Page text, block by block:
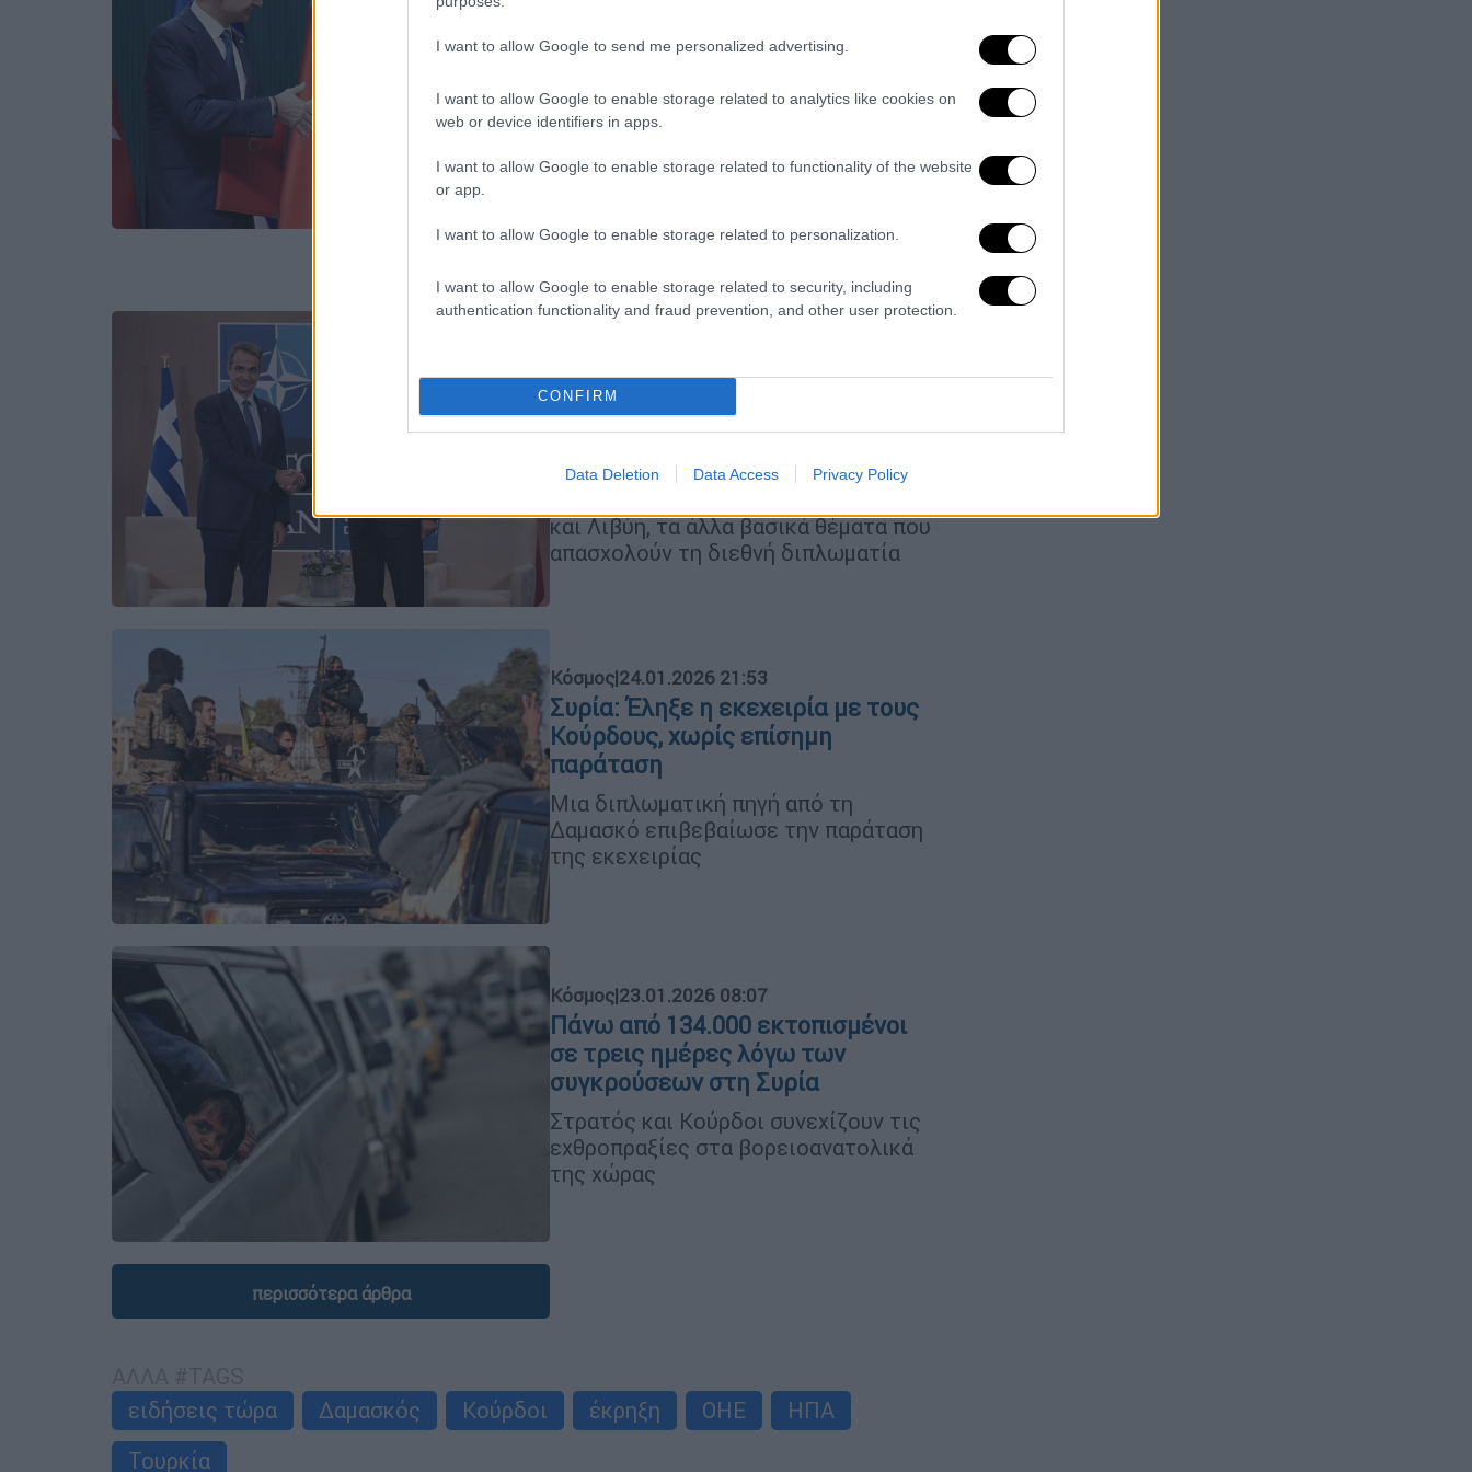
I want to allow Google to send me personalized advertising.
I want to allow Google to enable storage related to analytics like cookies on
web or device identifiers in apps.
I want to allow Google to enable storage related to functionality of the website
or app.
I want to allow Google to enable storage related to personalization.
I want to allow Google to enable storage related to security, including
authentication functionality and fraud prevention, and other user protection.
CONFIRM
Data Deletion Data Access Privacy Policy
καχυποψία της Ιερουσαλήμ και το
επικίνδυνο παιχνίδι στη Συρία
Η δομική ρήξη στον άξονα «3+1», η
Ερντογάν στη Συρία και το ηχηρό
που επανακαθορίζει τις ισορροπίες
Διπλωματικές πηγές: Κρίσιμη
συγκυρία για το Κυπριακό, στο
επίκεντρο οι ελληνοτουρκικές
σχέσεις
και Λιβύη, τα άλλα βασικά θέματα που
απασχολούν τη διεθνή διπλωματία
Κόσμος|24.01.2026 21:53
Συρία: Έληξε η εκεχειρία με τους
Κούρδους, χωρίς επίσημη
παράταση
Μια διπλωματική πηγή από τη
Δαμασκό επιβεβαίωσε την παράταση
της εκεχειρίας
Κόσμος|23.01.2026 08:07
Πάνω από 134.000 εκτοπισμένοι
σε τρεις ημέρες λόγω των
συγκρούσεων στη Συρία
Στρατός και Κούρδοι συνεχίζουν τις
εχθροπραξίες στα βορειοανατολικά
της χώρας
περισσότερα άρθρα
ειδήσεις τώρα
Δαμασκός Κούρδοι έκρηξη ΟΗΕ
ΗΠΑ
Τουρκία